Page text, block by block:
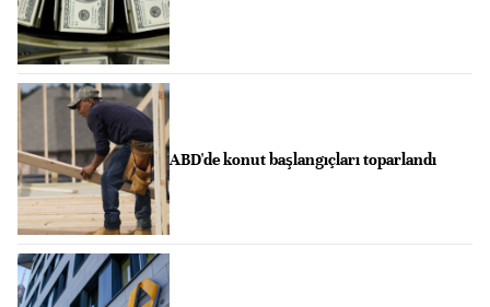
ABD'de konut başlangıçları toparlandı